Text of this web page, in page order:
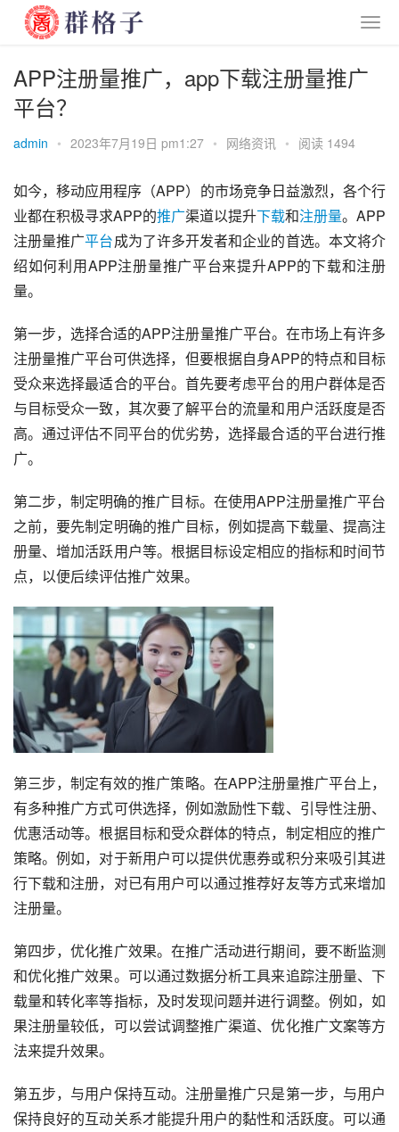
APP注册量推广，app下载注册量推广
平台？
admin • 2023年7月19日 pm1:27 • 网络资讯 • 阅读 1494
如今，移动应用程序（APP）的市场竞争日益激烈，各个行
业都在积极寻求APP的推广渠道以提升下载和注册量。APP
注册量推广平台成为了许多开发者和企业的首选。本文将介
绍如何利用APP注册量推广平台来提升APP的下载和注册
量。
第一步，选择合适的APP注册量推广平台。在市场上有许多
注册量推广平台可供选择，但要根据自身APP的特点和目标
受众来选择最适合的平台。首先要考虑平台的用户群体是否
与目标受众一致，其次要了解平台的流量和用户活跃度是否
高。通过评估不同平台的优劣势，选择最合适的平台进行推
广。
第二步，制定明确的推广目标。在使用APP注册量推广平台
之前，要先制定明确的推广目标，例如提高下载量、提高注
册量、增加活跃用户等。根据目标设定相应的指标和时间节
点，以便后续评估推广效果。
第三步，制定有效的推广策略。在APP注册量推广平台上，
有多种推广方式可供选择，例如激励性下载、引导性注册、
优惠活动等。根据目标和受众群体的特点，制定相应的推广
策略。例如，对于新用户可以提供优惠券或积分来吸引其进
行下载和注册，对已有用户可以通过推荐好友等方式来增加
注册量。
第四步，优化推广效果。在推广活动进行期间，要不断监测
和优化推广效果。可以通过数据分析工具来追踪注册量、下
载量和转化率等指标，及时发现问题并进行调整。例如，如
果注册量较低，可以尝试调整推广渠道、优化推广文案等方
法来提升效果。
第五步，与用户保持互动。注册量推广只是第一步，与用户
保持良好的互动关系才能提升用户的黏性和活跃度。可以通